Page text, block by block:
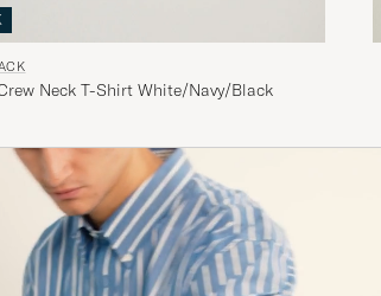
Neck T-Shirt White/Navy/Black